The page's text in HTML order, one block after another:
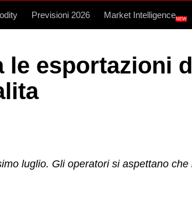
Previsioni 2026 Market IntelligenceNEW
le esportazioni
luglio. Gli operatori si aspettano